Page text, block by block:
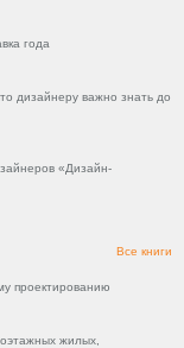
года
дизайнеру важно знать до
«Дизайн-
Все книги
проектированию
жилых,